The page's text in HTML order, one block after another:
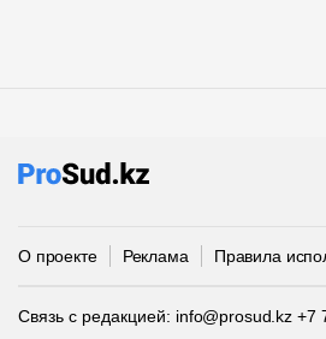
О проекте Реклама Правила
Связь с редакцией: info@prosud.kz +7